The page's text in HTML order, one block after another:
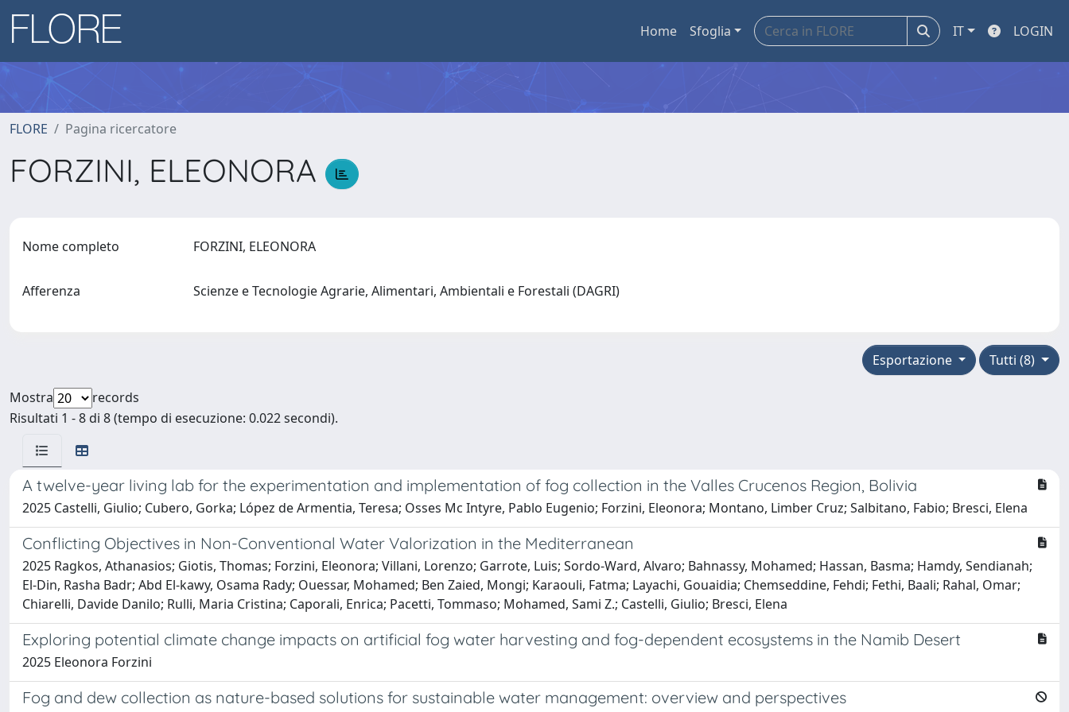
Home Sfoglia IT LOGIN
FLORE Pagina ricercatore
FORZINI, ELEONORA
Nome completo FORZINI, ELEONORA
Afferenza Scienze e Tecnologie Agrarie, Alimentari, Ambientali e Forestali (DAGRI)
Tutti (8)
Esportazione
Mostra
records
Risultati 1 - 8 di 8 (tempo di esecuzione: 0.022 secondi).
A twelve-year living lab for the experimentation and implementation of fog collection in the Valles Crucenos Region, Bolivia
2025 Castelli, Giulio; Cubero, Gorka; López de Armentia, Teresa; Osses Mc Intyre, Pablo Eugenio; Forzini, Eleonora; Montano, Limber Cruz; Salbitano, Fabio; Bresci, Elena
Conflicting Objectives in Non-Conventional Water Valorization in the Mediterranean
2025 Ragkos, Athanasios; Giotis, Thomas; Forzini, Eleonora; Villani, Lorenzo; Garrote, Luis; Sordo-Ward, Alvaro; Bahnassy, Mohamed; Hassan, Basma; Hamdy, Sendianah;
El-Din, Rasha Badr; Abd El-kawy, Osama Rady; Ouessar, Mohamed; Ben Zaied, Mongi; Karaouli, Fatma; Layachi, Gouaidia; Chemseddine, Fehdi; Fethi, Baali; Rahal, Omar;
Chiarelli, Davide Danilo; Rulli, Maria Cristina; Caporali, Enrica; Pacetti, Tommaso; Mohamed, Sami Z.; Castelli, Giulio; Bresci, Elena
Exploring potential climate change impacts on artificial fog water harvesting and fog-dependent ecosystems in the Namib Desert
2025 Eleonora Forzini
Fog and dew collection as nature-based solutions for sustainable water management: overview and perspectives